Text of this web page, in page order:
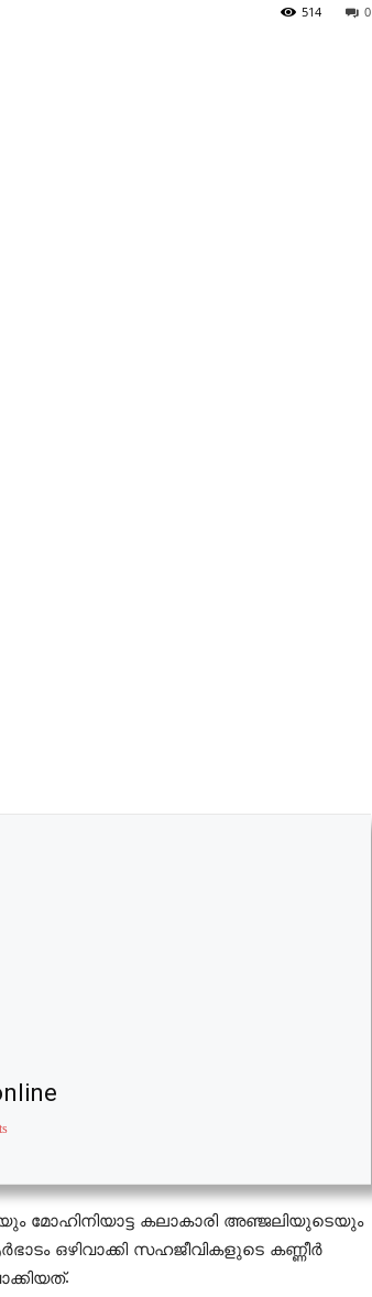
0
514
മോഹിനിയാട്ട കലാകാരി അഞ്ജലിയുടെയും
ഒഴിവാക്കി സഹജീവികളുടെ കണ്ണീര്‍